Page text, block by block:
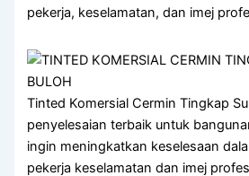
pekerja, keselamatan, dan imej
Tinted Komersial Cermin Tingkap
penyelesaian terbaik untuk
ingin meningkatkan keselesaan
pekerja keselamatan dan imej